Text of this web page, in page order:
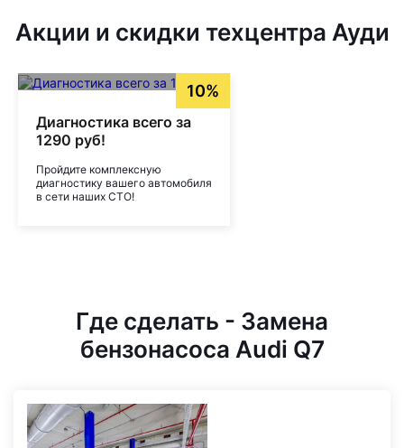
Акции и скидки техцентра Ауди
10%
Диагностика всего за
1290 руб!
Пройдите комплексную
диагностику вашего автомобиля
в сети наших СТО!
Где сделать - Замена
бензонасоса Audi Q7